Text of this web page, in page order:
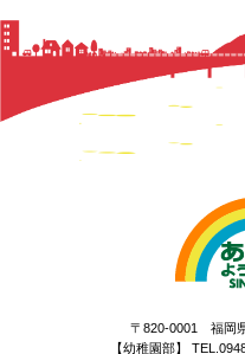
〒820-0001 福岡
【幼稚園部】